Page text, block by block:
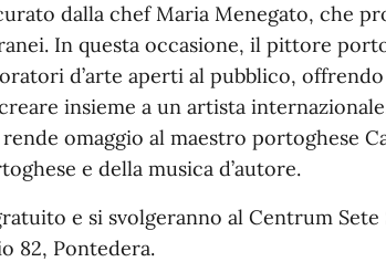
dalla chef Maria Menegato, che
In questa occasione, il pittore
d’arte aperti al pubblico,
insieme a un artista
omaggio al maestro portoghese
e della musica d’autore.
e si svolgeranno al Centrum Sete
82, Pontedera.